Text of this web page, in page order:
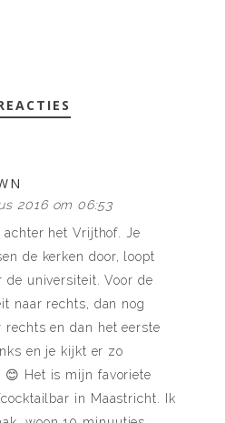
2016 om 06:53
achter het Vrijthof. Je
de kerken door, loopt
de universiteit. Voor de
naar rechts, dan nog
rechts en dan het eerste
en je kijkt er zo
😊 Het is mijn favoriete
in Maastricht. Ik